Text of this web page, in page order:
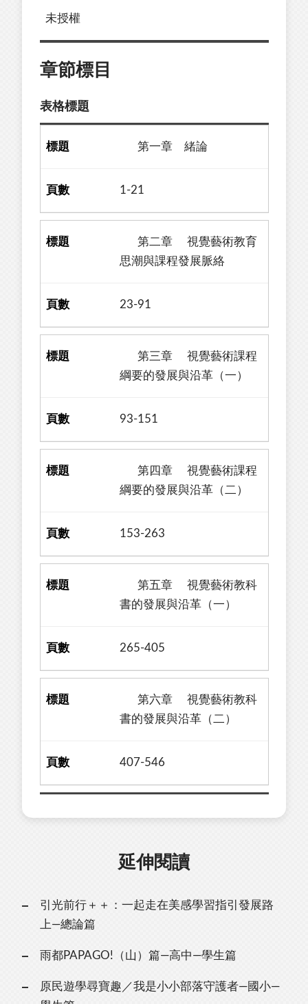
未授權
章節標目
表格標題
第一章 緒論
1-21
第二章 視覺藝術教育
思潮與課程發展脈絡
23-91
第三章 視覺藝術課程
綱要的發展與沿革（一）
93-151
第四章 視覺藝術課程
綱要的發展與沿革（二）
153-263
第五章 視覺藝術教科
書的發展與沿革（一）
265-405
第六章 視覺藝術教科
書的發展與沿革（二）
407-546
延伸閱讀
引光前行＋＋：一起走在美感學習指引發展路
上—總論篇
雨都PAPAGO!（山）篇—高中—學生篇
原民遊學尋寶趣／我是小小部落守護者—國小—